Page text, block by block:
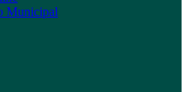
Municipal